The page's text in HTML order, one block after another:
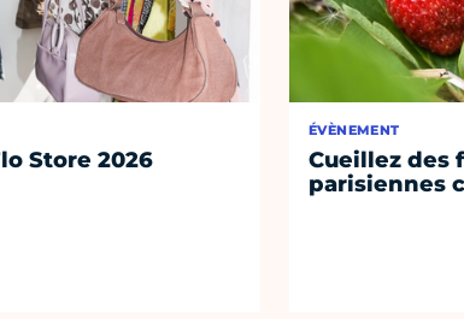
Store 2026
ÉVÈNEMENT
Cueillez des
parisiennes